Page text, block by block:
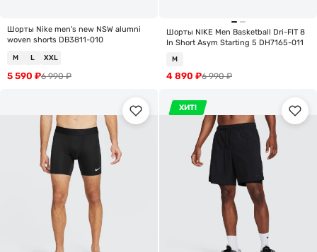
Шорты Nike men's new NSW alumni
woven shorts DB3811-010
M L XXL
6 990₽
5 590 ₽
Шорты NIKE Men Basketball Dri-FIT 8
In Short Asym Starting 5 DH7165-011
M
6 990₽
4 890 ₽
ХИТ!